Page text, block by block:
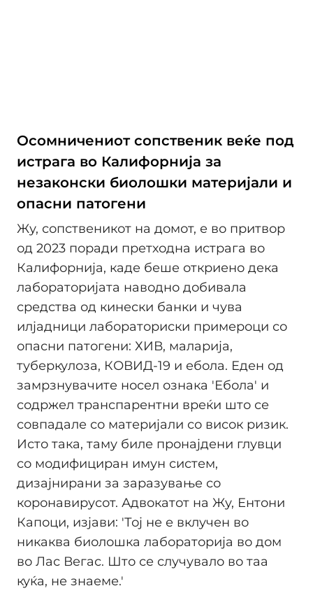
Осомничениот сопственик веќе под
истрага во Калифорнија за
незаконски биолошки материјали и
опасни патогени
Жу, сопственикот на домот, е во притвор
од 2023 поради претходна истрага во
Калифорнија, каде беше откриено дека
лабораторијата наводно добивала
средства од кинески банки и чува
илјадници лабораториски примероци со
опасни патогени: ХИВ, маларија,
туберкулоза, КОВИД-19 и ебола. Еден од
замрзнувачите носел ознака 'Ебола' и
содржел транспарентни вреќи што се
совпадале со материјали со висок ризик.
Исто така, таму биле пронајдени глувци
со модифициран имун систем,
дизајнирани за заразување со
коронавирусот. Адвокатот на Жу, Ентони
Капоци, изјави: 'Тој не е вклучен во
никаква биолошка лабораторија во дом
во Лас Вегас. Што се случувало во таа
куќа, не знаеме.'